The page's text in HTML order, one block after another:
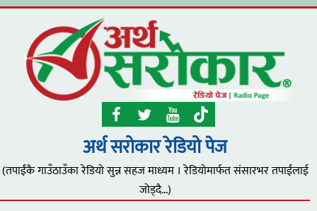
अर्थ सरोकार रेडियो पेज
(तपाईंकै गाउँठाउँका रेडियो सुन्न सहज माध्यम । रेडियोमार्फत संसारभर तपाईंलाई
जोड्दै...)